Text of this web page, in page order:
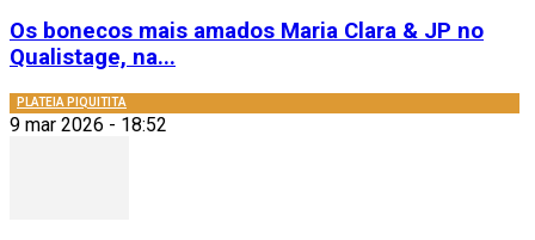
Os bonecos mais amados Maria Clara & JP no
Qualistage, na...
PLATEIA PIQUITITA
9 mar 2026 - 18:52